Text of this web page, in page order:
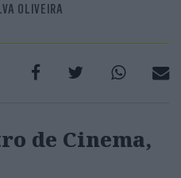
OLIVEIRA
de Cinema,